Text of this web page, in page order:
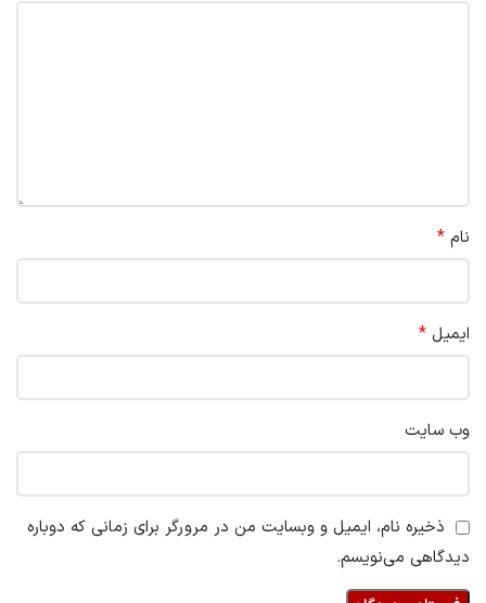
نام *
ایمیل *
وب‌ سایت
ذخیره نام، ایمیل و وبسایت من در مرورگر برای زمانی که دوباره
دیدگاهی می‌نویسم.